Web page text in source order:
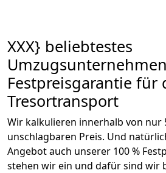
XXX} beliebtestes
Festpreisgarantie für
Tresortransport
Wir kalkulieren innerhalb von nur
unschlagbaren Preis. Und
Angebot auch unserer 100 %
stehen wir ein und dafür sind wir